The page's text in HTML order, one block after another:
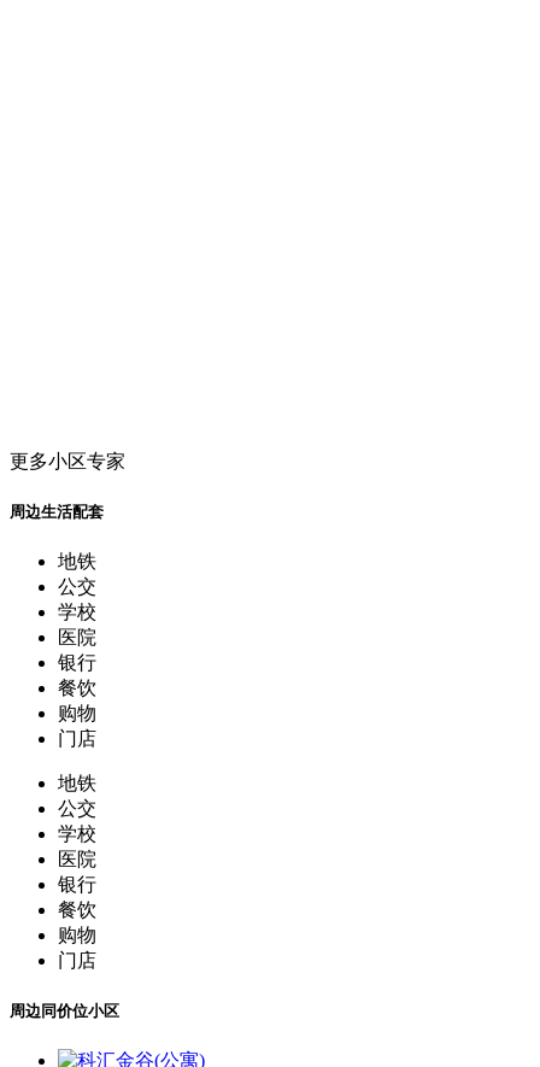
更多小区专家
周边生活配套
地铁
公交
学校
医院
银行
餐饮
购物
门店
地铁
公交
学校
医院
银行
餐饮
购物
门店
周边同价位小区